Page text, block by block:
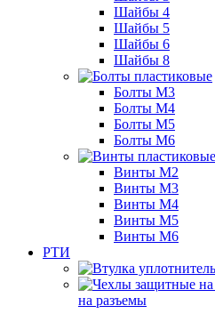
Шайбы 4
Шайбы 5
Шайбы 6
Шайбы 8
Болты М3
Болты М4
Болты М5
Болты М6
Винты М2
Винты М3
Винты М4
Винты М5
Винты М6
РТИ
на разъемы